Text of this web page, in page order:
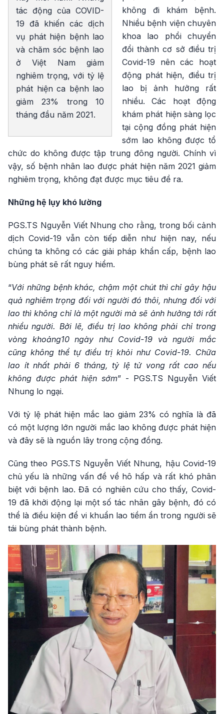
tác động của COVID-
19 đã khiến các dịch
vụ phát hiện bệnh lao
và chăm sóc bệnh lao
ở Việt Nam giảm
nghiêm trọng, với tỷ lệ
phát hiện ca bệnh lao
giảm 23% trong 10
tháng đầu năm 2021.
không đi khám bệnh.
Nhiều bệnh viện chuyên
khoa lao phổi chuyển
đổi thành cơ sở điều trị
Covid-19 nên các hoạt
động phát hiện, điều trị
lao bị ảnh hưởng rất
nhiều. Các hoạt động
khám phát hiện sàng lọc
tại cộng đồng phát hiện
sớm lao không được tổ
chức do không được tập trung đông người. Chính vì
vậy, số bệnh nhân lao được phát hiện năm 2021 giảm
nghiêm trọng, không đạt được mục tiêu đề ra.
Những hệ lụy khó lường
PGS.TS Nguyễn Viết Nhung cho rằng, trong bối cảnh
dịch Covid-19 vẫn còn tiếp diễn như hiện nay, nếu
chúng ta không có các giải pháp khẩn cấp, bệnh lao
bùng phát sẽ rất nguy hiểm.
“Với những bệnh khác, chậm một chút thì chỉ gây hậu
quả nghiêm trọng đối với người đó thôi, nhưng đối với
lao thì không chỉ là một người mà sẽ ảnh hưởng tới rất
nhiều người. Bởi lẽ, điều trị lao không phải chỉ trong
vòng khoảng10 ngày như Covid-19 và người mắc
cũng không thể tự điều trị khỏi như Covid-19. Chữa
lao ít nhất phải 6 tháng, tỷ lệ tử vong rất cao nếu
không được phát hiện sớm” - PGS.TS Nguyễn Viết
Nhung lo ngại.
Với tỷ lệ phát hiện mắc lao giảm 23% có nghĩa là đã
có một lượng lớn người mắc lao không được phát hiện
và đây sẽ là nguồn lây trong cộng đồng.
Cũng theo PGS.TS Nguyễn Viết Nhung, hậu Covid-19
chủ yếu là những vấn đề về hô hấp và rất khó phân
biệt với bệnh lao. Đã có nghiên cứu cho thấy, Covid-
19 đã khởi động lại một số tác nhân gây bệnh, đó có
thể là điều kiện để vi khuẩn lao tiềm ẩn trong người sẽ
tái bùng phát thành bệnh.